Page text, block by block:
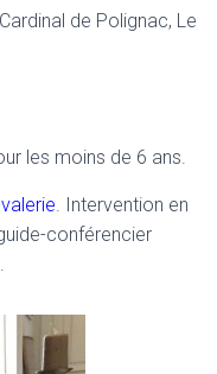
de Polignac, Le
les moins de 6 ans.
. Intervention en
conférencier